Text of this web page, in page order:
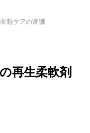
類ケアの常識
再生柔軟剤